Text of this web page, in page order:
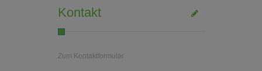
Kontakt
Zum Kontaktformular